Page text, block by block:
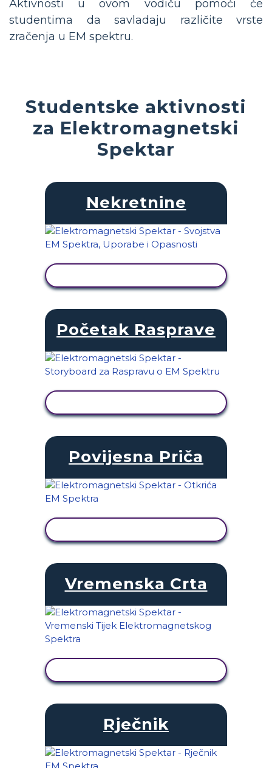
Aktivnosti u ovom vodiču pomoći će
studentima da savladaju različite vrste
zračenja u EM spektru.
Studentske aktivnosti
za Elektromagnetski
Spektar
Nekretnine
Početak Rasprave
Povijesna Priča
Vremenska Crta
Rječnik